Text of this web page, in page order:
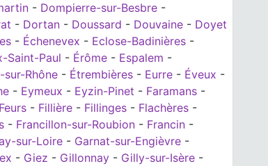
- Dompierre-sur-Besbre -
- Dortan - Doussard - Douvaine - Doyet
- Échenevex - Eclose-Badinières -
Saint-Paul - Érôme - Espalem -
sur-Rhône - Étrembières - Eurre - Éveux -
- Eymeux - Eyzin-Pinet - Faramans -
Feurs - Fillière - Fillinges - Flachères -
- Francillon-sur-Roubion - Francin -
sur-Loire - Garnat-sur-Engièvre -
- Giez - Gillonnay - Gilly-sur-Isère -